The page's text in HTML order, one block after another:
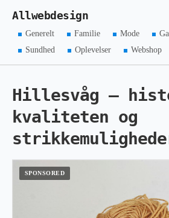
Allwebdesign
Generelt Familie Mode
Sundhed
Oplevelser Webshop
Hillesvåg –
kvaliteten og